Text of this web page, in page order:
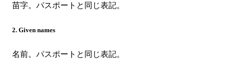
苗字。パスポートと同じ表記。
2. Given names
名前。パスポートと同じ表記。